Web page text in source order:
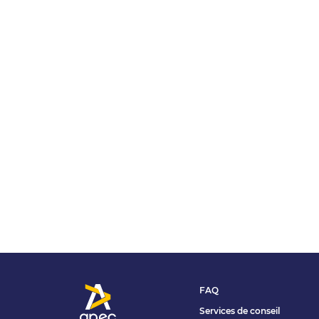
FAQ
Services de conseil